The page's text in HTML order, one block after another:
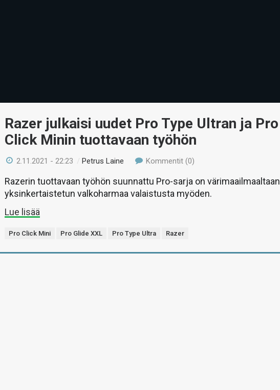
Razer julkaisi uudet Pro Type Ultran ja Pro
Click Minin tuottavaan työhön
2.11.2021 - 22:23 /Petrus Laine Kommentit (0)
Razerin tuottavaan työhön suunnattu Pro-sarja on värimaailmaaltaan
yksinkertaistetun valkoharmaa valaistusta myöden.
Lue lisää
Pro Click Mini Pro Glide XXL Pro Type Ultra Razer